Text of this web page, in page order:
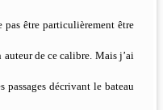
être particulièrement être
auteur de ce calibre. Mais j’ai
passages décrivant le bateau